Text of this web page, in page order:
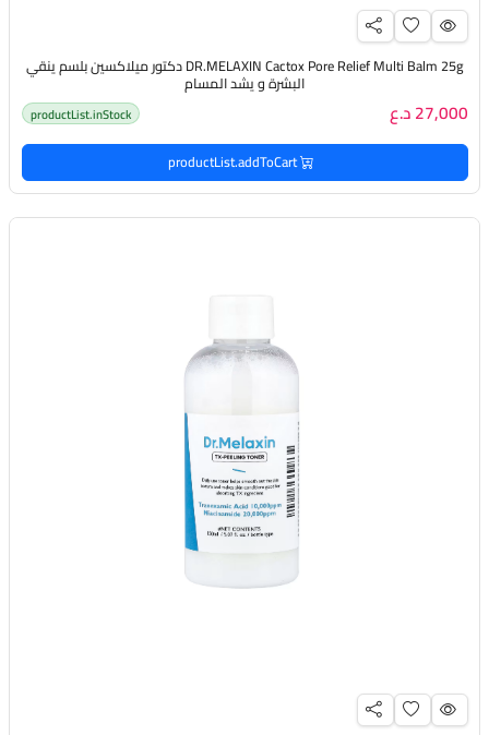
DR.MELAXIN Cactox Pore Relief Multi Balm 25g دكتور ميلاكسين بلسم ينقي
البشرة و يشد المسام
27,000 د.ع productList.inStock
productList.addToCart